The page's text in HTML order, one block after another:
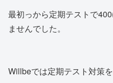
最初っから定期テストで
ませんでした。
Willbeでは定期テスト対策を